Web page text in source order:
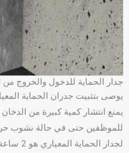
جدار الحماية للدخول والخروج من
يوصى بتثبيت جدران الحماية
يمنع انتشار كمية كبيرة من
للموظفين حتى في حالة نشوب